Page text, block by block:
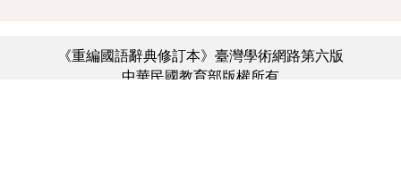
《重編國語辭典修訂本》臺灣學術網路第六版
中華民國教育部版權所有